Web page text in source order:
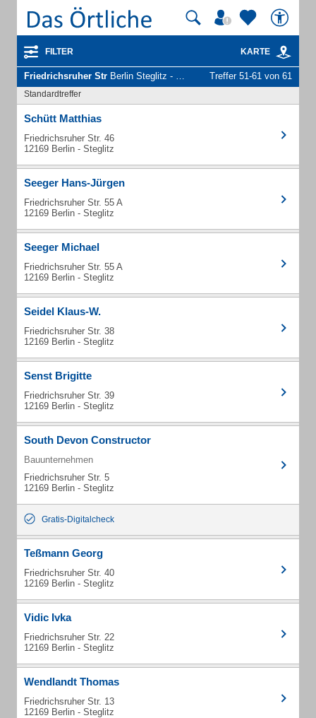
FILTER KARTE
Friedrichsruher Str Berlin Steglitz - Unternehmen und Personen Treffer 51-61 von 61
Standardtreffer
Schütt Matthias
Friedrichsruher Str. 46
12169 Berlin - Steglitz
Seeger Hans-Jürgen
Friedrichsruher Str. 55 A
12169 Berlin - Steglitz
Seeger Michael
Friedrichsruher Str. 55 A
12169 Berlin - Steglitz
Seidel Klaus-W.
Friedrichsruher Str. 38
12169 Berlin - Steglitz
Senst Brigitte
Friedrichsruher Str. 39
12169 Berlin - Steglitz
South Devon Constructor
Bauunternehmen
Friedrichsruher Str. 5
12169 Berlin - Steglitz
Gratis-Digitalcheck
Teßmann Georg
Friedrichsruher Str. 40
12169 Berlin - Steglitz
Vidic Ivka
Friedrichsruher Str. 22
12169 Berlin - Steglitz
Wendlandt Thomas
Friedrichsruher Str. 13
12169 Berlin - Steglitz